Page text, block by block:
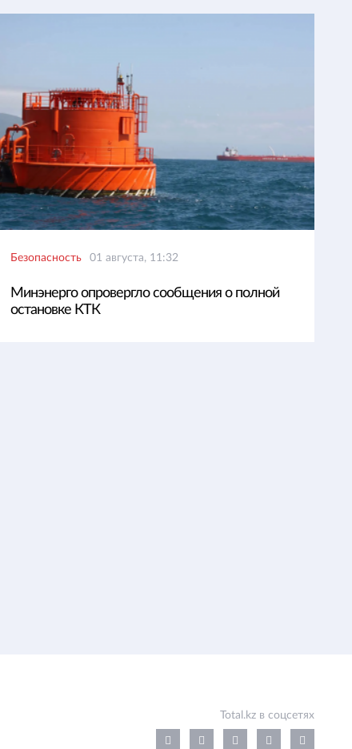
Безопасность 01 августа, 11:32
Минэнерго опровергло сообщения о полной
остановке КТК
Total.kz в соцсетях